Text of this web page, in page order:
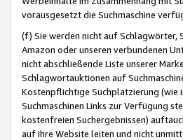
vorausgesetzt die Suchmaschine
(f) Sie werden nicht auf Schlagwörter,
Amazon oder unseren verbundenen
nicht abschließende Liste unserer
Schlagwortauktionen auf
Kostenpflichtige Suchplatzierung (wie
Suchmaschinen Links zur Verfügung
kostenfreien Suchergebnissen)
auf Ihre Website leiten und nicht